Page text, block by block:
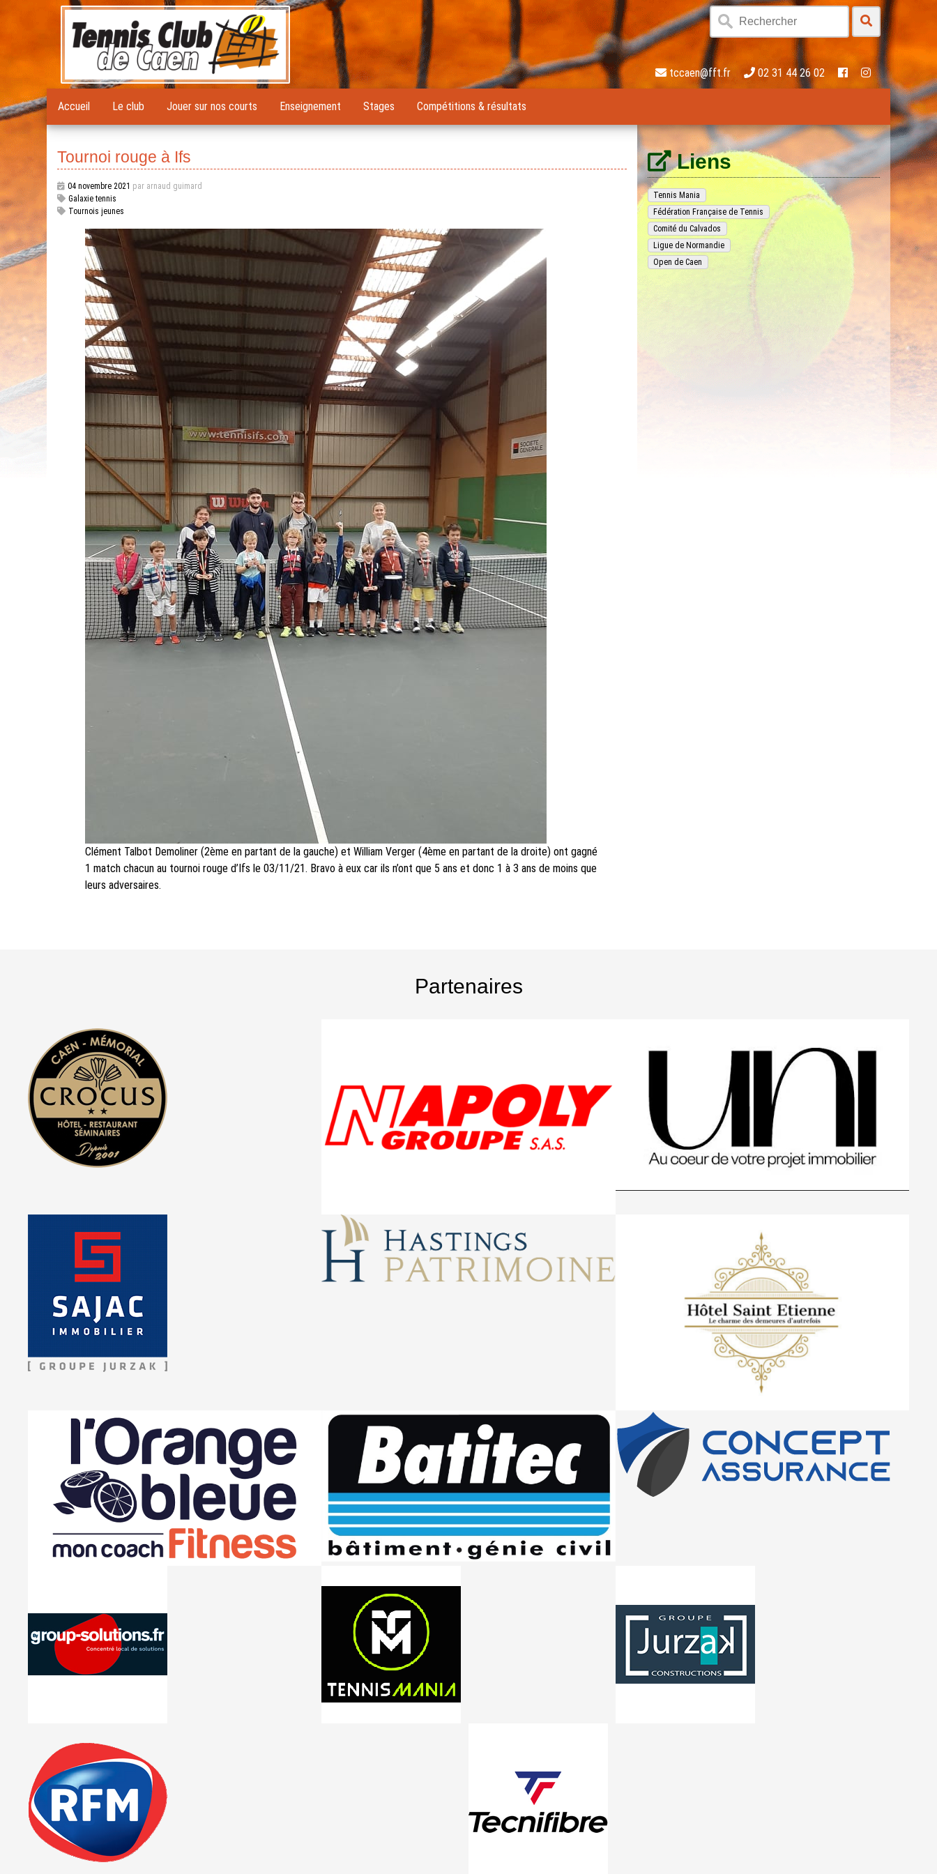
tccaen@fft.fr 02 31 44 26 02
Accueil Le club Jouer sur nos courts Enseignement Stages Compétitions & résultats
Tournoi rouge à Ifs
04 novembre 2021 par arnaud guimard
Galaxie tennis
Tournois jeunes
Clément Talbot Demoliner (2ème en partant de la gauche) et William Verger (4ème en partant de la droite) ont gagné
1 match chacun au tournoi rouge d’Ifs le 03/11/21. Bravo à eux car ils n’ont que 5 ans et donc 1 à 3 ans de moins que
leurs adversaires.
Liens
Tennis Mania
Fédération Française de Tennis
Comité du Calvados
Ligue de Normandie
Open de Caen
Partenaires